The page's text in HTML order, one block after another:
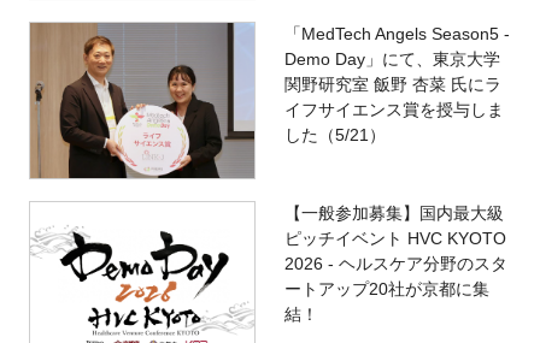
「MedTech Angels Season5 -
Demo Day」にて、東京大学
関野研究室 飯野 杏菜 氏にラ
イフサイエンス賞を授与しま
した（5/21）
【一般参加募集】国内最大級
ピッチイベント HVC KYOTO
2026 - ヘルスケア分野のスタ
ートアップ20社が京都に集
結！